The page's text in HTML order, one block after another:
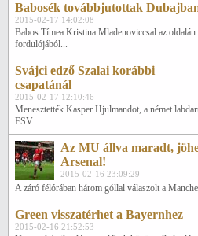
Babosék továbbjutottak
2015-02-17 14:02:08
Babos Tímea Kristina Mladenoviccsal az
fordulójából...
Svájci edző Szalai korábbi
csapatánál
2015-02-17 12:10:46
Menesztették Kasper Hjulmandot, a német
FSV...
Az MU állva maradt,
Arsenal!
2015-02-16 23:09:29
A záró félórában három góllal válaszolt a
Green visszatérhet a Bayernhez
2015-02-16 21:52:53